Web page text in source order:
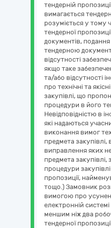
тендерній
вимагається
розуміється у тому
тендерної
документів,
тендерною
відсутності
якщо таке
та/або відсутності
про технічні та
закупівлі, що
процедури в його
Невідповідністю в
які надаються
виконання вимог
предмета
виправлення яких
предмета
процедури
пропозиції,
тощо.) Замовник
вимогою про
електронній
меншим ніж два
тендерної